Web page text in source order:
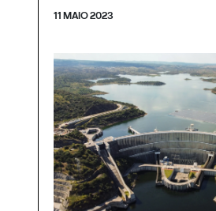
11 MAIO 2023